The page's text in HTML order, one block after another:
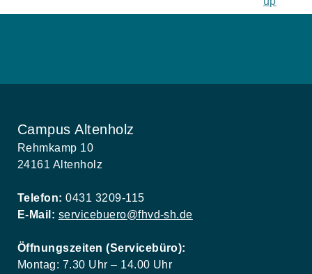
Campus Altenholz
Rehmkamp 10
24161 Altenholz
Telefon: 0431 3209-115
E-Mail: servicebuero@fhvd-sh.de
Öffnungszeiten (Servicebüro):
Montag: 7.30 Uhr – 14.00 Uhr